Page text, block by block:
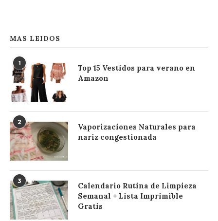
MAS LEIDOS
1
Top 15 Vestidos para verano en
Amazon
2
Vaporizaciones Naturales para
nariz congestionada
3
Calendario Rutina de Limpieza
Semanal + Lista Imprimible
Gratis